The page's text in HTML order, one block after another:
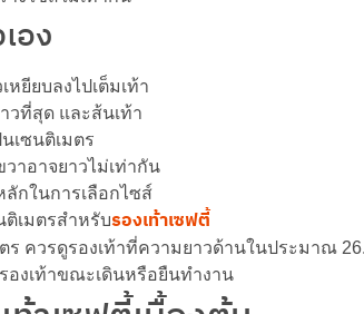
อง
หยียบลงไปเต็มเท้า
วที่สุด และส้นเท้า
เซนติเมตร
วาอาจยาวไม่เท่ากัน
ลักในการเลือกไซส์
เมตรสำหรับรองเท้าเซฟตี้
ร ควรดูรองเท้าที่ความยาวด้านในประมาณ
งเท้าขณะเดินหรือยืนทำงาน